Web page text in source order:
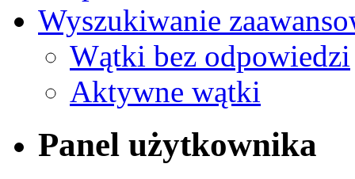
Wyszukiwanie
Wątki bez odpowiedzi
Aktywne wątki
Panel użytkownika